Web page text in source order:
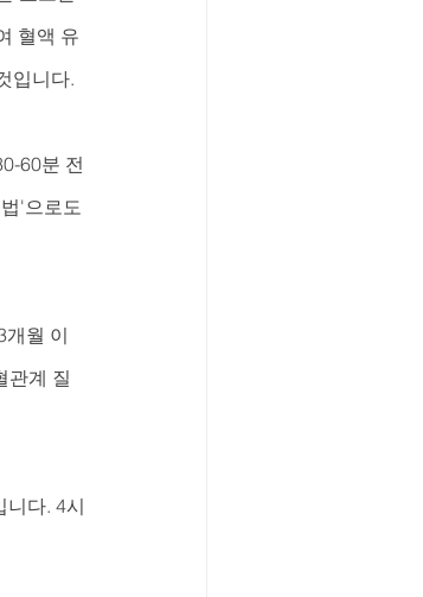
혈액 유
입니다.
60분 전
'으로도
월 이
관계 질
니다. 4시